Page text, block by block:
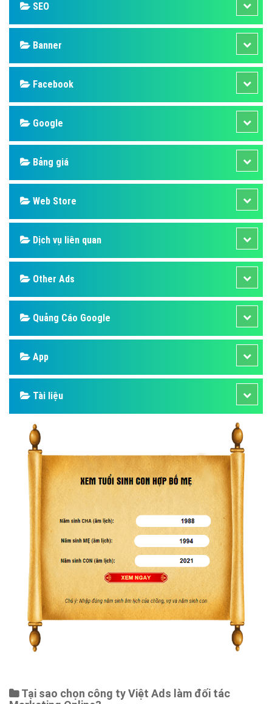
SEO
Banner
Facebook
Google
Bảng giá
Web Store
Dịch vụ liên quan
Other Ads
Quảng Cáo Google
App
Tài liệu
Tại sao chọn công ty Việt Ads làm đối tác